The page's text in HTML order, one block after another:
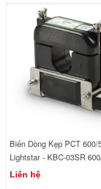
Biến Dòng Kẹp PCT 600/
Lightstar - KBC-03SR
Liên hệ